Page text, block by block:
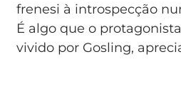
frenesi à introspecção
É algo que o
vivido por Gosling,